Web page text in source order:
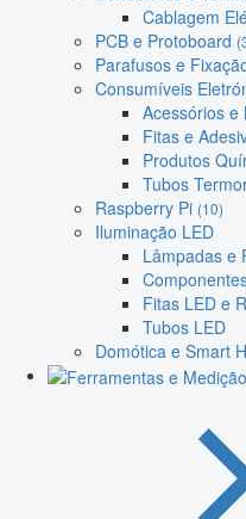
Cablagem
PCB e Protoboard
Parafusos e
Consumíveis
Acessórios e
Fitas e
Produtos
Tubos
Raspberry Pi (10)
Iluminação LED
Lâmpadas e
Fitas LED e
Tubos LED
Domótica e Smart